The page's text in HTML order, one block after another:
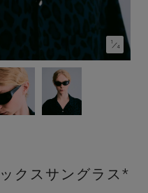
1／4
クスサングラス*